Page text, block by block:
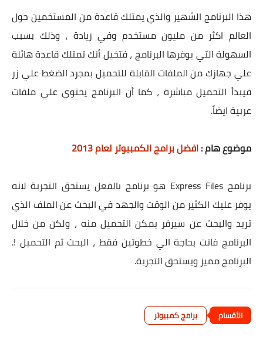
هذا البرنامج الشهير والذي يمتلك قاعدة من المستخمين حول
العالم اكثر من مليون مستخدم وفي زيادة ، وذلك بسبب
السهولة التي يوفرها البرنامج ، فتخيل أنك تمتلك قاعدة هائلة
علي جهازك من الملفات القابلة للتحميل بمجرد الضغط علي زر
فيبدأ التحميل مباشرة ، كما أن البرنامج يحتوي علي ملفات
عربية ايضاً.
موضوع هام :افضل برامج الكمبيوتر لعام 2013
برنامج Express Files هو برنامج بالفعل يستحق التجربة لانه
يوفر عليك الكثير من الوقت والجهد في البحث عن الملف الذي
تريد والبحث عن سيرفر يمكن التحميل منه ، ولكن من خلال
البرنامج فانت بحاجة الي خطوتين فقط ، البحث ثم التحميل !.
البرنامج مميز ويستحق التجربة.
برامج كمبيوتر